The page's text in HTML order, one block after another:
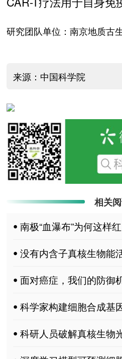
研究团队单位：南京地质古
来源：中国科学院
相关
ꔷ 南极“血瀑布”为何这样红
ꔷ 面对癌症，我们的防御
ꔷ 科学家构建细胞合成基
ꔷ 科研人员破解真核生物